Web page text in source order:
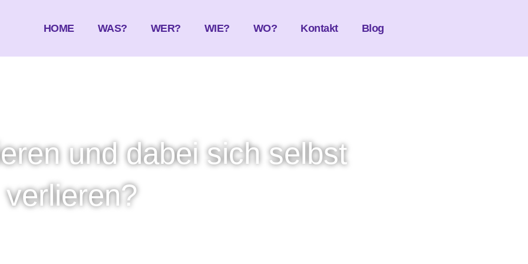
HOME WAS? WER? WIE? WO? Kontakt Blog
und dabei sich selbst
verlieren?